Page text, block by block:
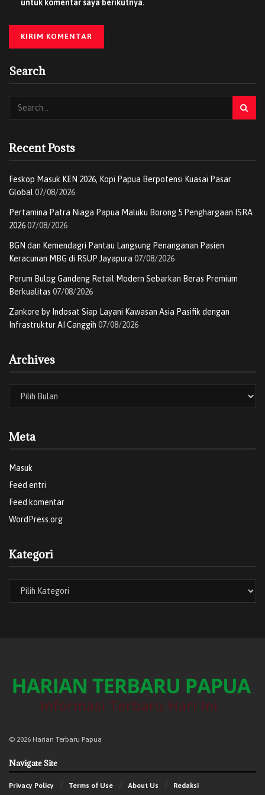
Platinum.
Najwa Shihab menegaskan bahwa penipuan digital adalah
ancaman serius yang menuntut solusi inklusif.
“Kerugian akibat penipuan digital dalam tiga bulan
langkah berpihak pada masyarakat agar rasa aman
menjadi hak semua orang,” katanya.
Dengan hadirnya SATSPAM, pelanggan IM3 dapat
tambahan, cukup dengan mengaktifkan kartu perdana
IM3 3GB seharga Rp35.000 atau paket internet minimal
Rp50.000. Informasi lebih lanjut tersedia di
www.im3.id/satspam
(Redaksi – Harian Terbaru Papua)
Global Anti-Scam Alliance
jaringan 5G Indosat SATSPAM
untuk komentar saya berikutnya.
Search
Recent Posts
Feskop Masuk KEN 2026, Kopi Papua Berpotensi Kuasai Pasar
Global 07/08/2026
Pertamina Patra Niaga Papua Maluku Borong 5 Penghargaan ISRA
202607/08/2026
BGN dan Kemendagri Pantau Langsung Penanganan Pasien
Keracunan MBG di RSUP Jayapura 07/08/2026
Perum Bulog Gandeng Retail Modern Sebarkan Beras Premium
Berkualitas 07/08/2026
Zankore by Indosat Siap Layani Kawasan Asia Pasifik dengan
Infrastruktur AI Canggih 07/08/2026
Archives
Meta
Masuk
Feed entri
Feed komentar
WordPress.org
Kategori
© 2026 Harian Terbaru Papua
Navigate Site
Privacy Policy Terms of Use About Us Redaksi